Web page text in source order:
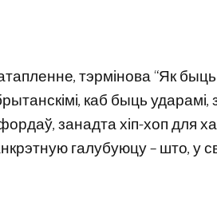
тэрмінова “Як
каб быць
занадта хіп-хоп для
галубуюцу – што, у